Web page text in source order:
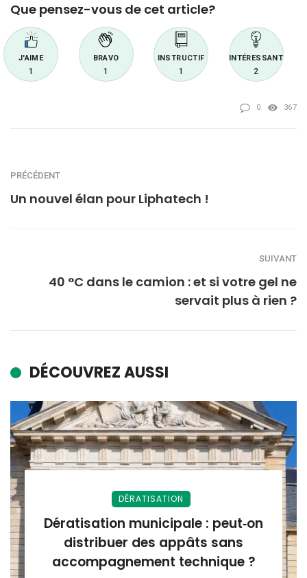
Que pensez-vous de cet article?
J'AIME
1
BRAVO
1
INSTRUCTIF
1
INTÉRESSANT
2
0 367
PRÉCÉDENT
Un nouvel élan pour Liphatech !
SUIVANT
40 °C dans le camion : et si votre gel ne
servait plus à rien ?
DÉCOUVREZ AUSSI
DÉRATISATION
Dératisation municipale : peut‑on
distribuer des appâts sans
accompagnement technique ?